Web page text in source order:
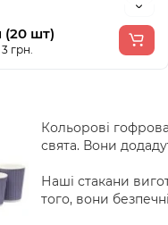
(20 шт)
грн.
Кольорові
свята. Вони
Наші стакани
того, вони